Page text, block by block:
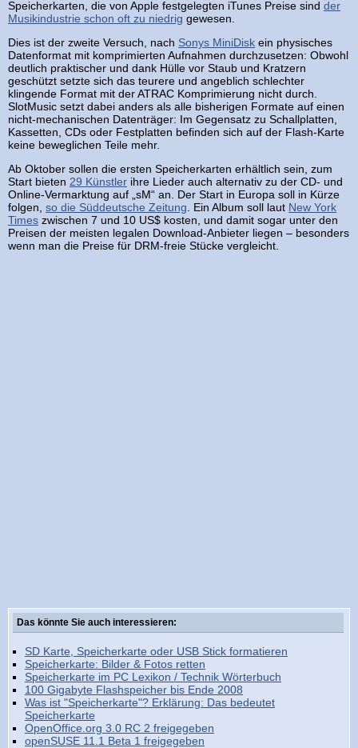
Speicherkarten, die von Apple festgelegten iTunes Preise sind der
Musikindustrie schon oft zu niedrig gewesen.
Dies ist der zweite Versuch, nach Sonys MiniDisk ein physisches
Datenformat mit komprimierten Aufnahmen durchzusetzen: Obwohl
deutlich praktischer und dank Hülle vor Staub und Kratzern
geschützt setzte sich das teurere und angeblich schlechter
klingende Format mit der ATRAC Komprimierung nicht durch.
SlotMusic setzt dabei anders als alle bisherigen Formate auf einen
nicht-mechanischen Datenträger: Im Gegensatz zu Schallplatten,
Kassetten, CDs oder Festplatten befinden sich auf der Flash-Karte
keine beweglichen Teile mehr.
Ab Oktober sollen die ersten Speicherkarten erhältlich sein, zum
Start bieten 29 Künstler ihre Lieder auch alternativ zu der CD- und
Online-Vermarktung auf „sM“ an. Der Start in Europa soll in Kürze
folgen, so die Süddeutsche Zeitung . Ein Album soll laut New York
Times zwischen 7 und 10 US$ kosten, und damit sogar unter den
Preisen der meisten legalen Download-Anbieter liegen – besonders
wenn man die Preise für DRM-freie Stücke vergleicht.
Das könnte Sie auch interessieren:
SD Karte, Speicherkarte oder USB Stick formatieren
Speicherkarte: Bilder & Fotos retten
Speicherkarte im PC Lexikon / Technik Wörterbuch
100 Gigabyte Flashspeicher bis Ende 2008
Was ist "Speicherkarte"? Erklärung: Das bedeutet
Speicherkarte
OpenOffice.org 3.0 RC 2 freigegeben
openSUSE 11.1 Beta 1 freigegeben